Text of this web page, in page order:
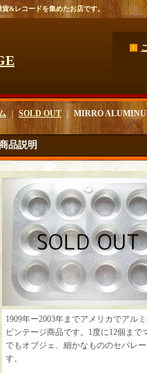
&レコードを集めたお店です。
｜ SOLD OUT｜ MIRRO
品説明
1909年ー2003年までアメリカでアル
ビンテージ商品です。1度に12個ま
でもオブジェ、細かなもののセパレ
す。